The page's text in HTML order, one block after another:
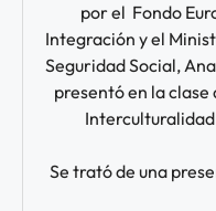
por el Fondo
Integración y el
Seguridad Social,
presentó en la
Interculturalidad
Se trató de una